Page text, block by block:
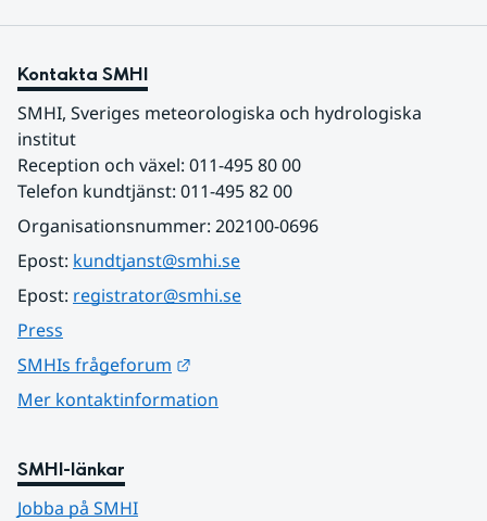
Kontakta SMHI
SMHI, Sveriges meteorologiska och hydrologiska
institut
Reception och växel: 011-495 80 00
Telefon kundtjänst: 011-495 82 00
Organisationsnummer: 202100-0696
Epost: kundtjanst@smhi.se
Epost: registrator@smhi.se
Press
SMHIs frågeforum
Mer kontaktinformation
SMHI-länkar
Jobba på SMHI